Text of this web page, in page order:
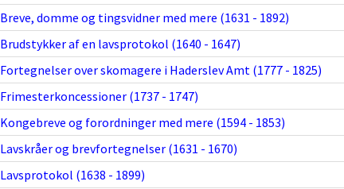
Breve, domme og tingsvidner med mere (1631 - 1892)
Brudstykker af en lavsprotokol (1640 - 1647)
Fortegnelser over skomagere i Haderslev Amt (1777 - 1825)
Frimesterkoncessioner (1737 - 1747)
Kongebreve og forordninger med mere (1594 - 1853)
Lavskråer og brevfortegnelser (1631 - 1670)
Lavsprotokol (1638 - 1899)